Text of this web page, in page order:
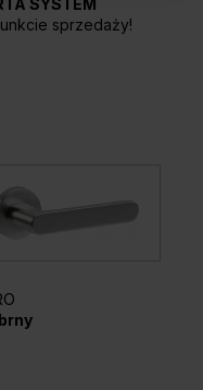
sprzedaży!